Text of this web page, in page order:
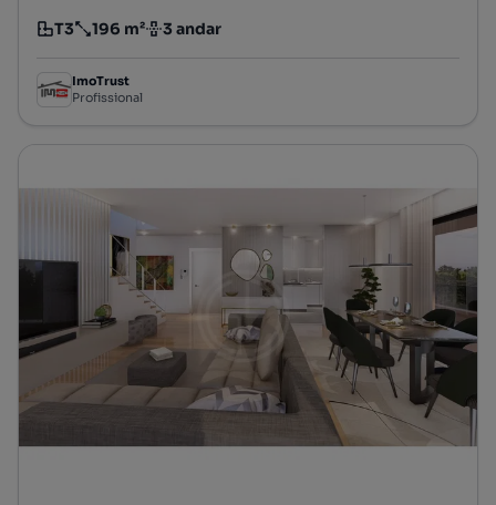
Tipologia
T3
Preço por metro quadrado
196 m²
Andar 3 andar
ImoTrust
Profissional